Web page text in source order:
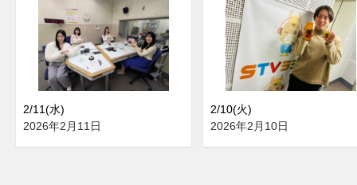
2/11(水)
2026年2月11日
2/10(火)
2026年2月10日